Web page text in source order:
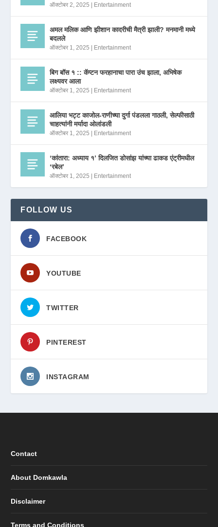
ऑक्टोबर 2, 2025 | Entertainment
अमल मलिक आणि झीशान कादरीची मैत्री झाली? मनमानी मध्ये
बदलले
ऑक्टोबर 1, 2025 | Entertainment
बिग बॉस १ :: कॅप्टन फरहानाचा पारा उंच झाला, अभिषेक
लक्ष्यवर आला
ऑक्टोबर 1, 2025 | Entertainment
आलिया भट्ट काजोल-राणीच्या दुर्गा पंडलला गाठली, सेल्फीसाठी
चाहत्यांनी मर्यादा ओलांडली
ऑक्टोबर 1, 2025 | Entertainment
‘कांतारा: अध्याय १’ दिलजित डोसांझ यांच्या ढाकड एंट्रीमधील
‘रबेल’
ऑक्टोबर 1, 2025 | Entertainment
FOLLOW US
FACEBOOK
YOUTUBE
TWITTER
PINTEREST
INSTAGRAM
Contact
About Domkawla
Disclaimer
Terms and Conditions